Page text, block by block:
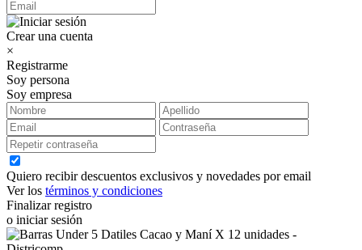
Crear una cuenta
×
Registrarme
Soy persona
Soy empresa
Quiero recibir descuentos exclusivos y novedades por email
Ver los términos y condiciones
Finalizar registro
o iniciar sesión